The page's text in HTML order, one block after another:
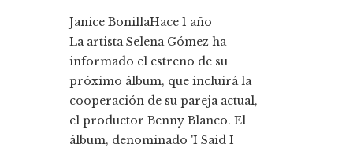
Janice BonillaHace 1 año
La artista Selena Gómez ha
informado el estreno de su
próximo álbum, que incluirá la
cooperación de su pareja actual,
el productor Benny Blanco. El
álbum, denominado 'I Said I